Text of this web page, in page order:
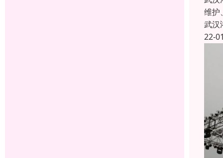
维护
武汉
22-